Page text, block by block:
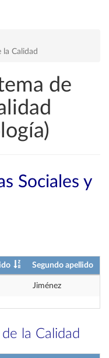
Calidad
de
Sociales y
Segundo apellido
Jiménez
la Calidad